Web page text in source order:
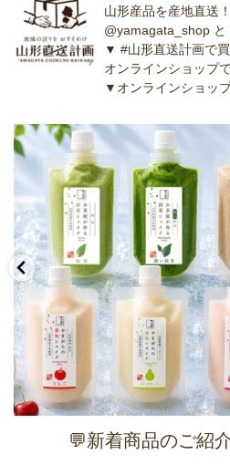
山形産品を産地直送
@yamagata_shop
▼ #山形直送計画で
オンラインショップ
▼オンラインショッ
💬新着商品のご紹介